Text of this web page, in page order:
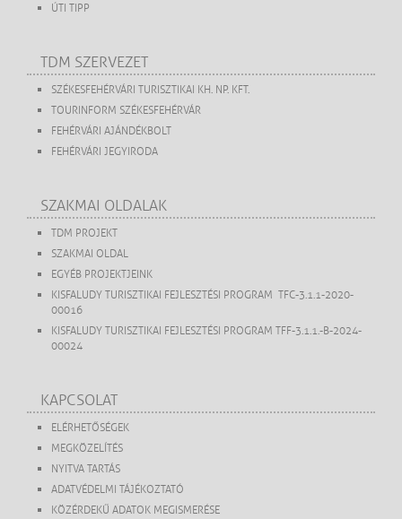
ÚTI TIPP
TDM SZERVEZET
SZÉKESFEHÉRVÁRI TURISZTIKAI KH. NP. KFT.
TOURINFORM SZÉKESFEHÉRVÁR
FEHÉRVÁRI AJÁNDÉKBOLT
FEHÉRVÁRI JEGYIRODA
SZAKMAI OLDALAK
TDM PROJEKT
SZAKMAI OLDAL
EGYÉB PROJEKTJEINK
KISFALUDY TURISZTIKAI FEJLESZTÉSI PROGRAM TFC-3.1.1-2020-
00016
KISFALUDY TURISZTIKAI FEJLESZTÉSI PROGRAM TFF-3.1.1.-B-2024-
00024
KAPCSOLAT
ELÉRHETŐSÉGEK
MEGKÖZELÍTÉS
NYITVA TARTÁS
ADATVÉDELMI TÁJÉKOZTATÓ
KÖZÉRDEKŰ ADATOK MEGISMERÉSE